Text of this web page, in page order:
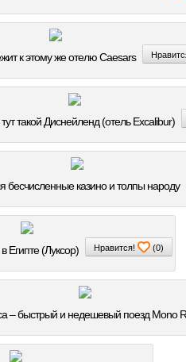
к этому же отелю Caesars
такой Диснейленд (отель Excalibur)
бесчисленные казино и толпы народу
(Луксор) Нравится! (0)
– быстрый и недешевый поезд Mono